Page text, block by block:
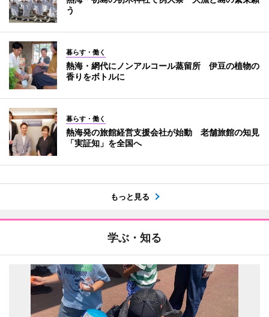
う
暮らす・働く
熱海・網代にノンアルコール蒸留所 伊豆の植物の
香りをボトルに
暮らす・働く
熱海発の旅館経営支援会社が始動 老舗旅館の知見
「実証知」を全国へ
もっと見る
学ぶ・知る